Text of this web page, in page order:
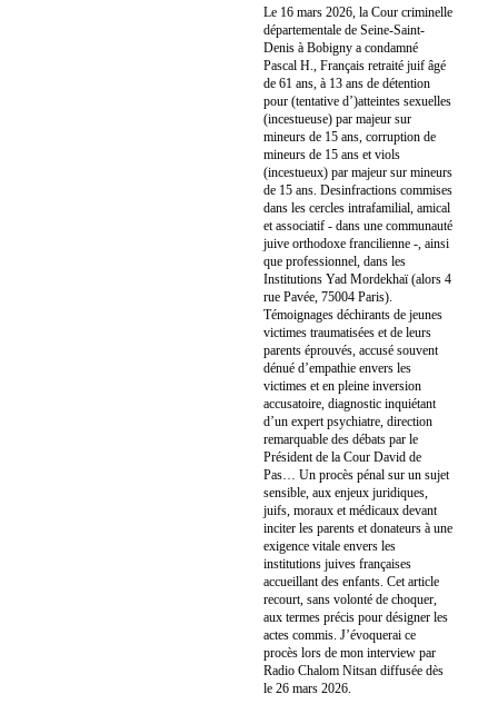
Le 16 mars 2026, la Cour criminelle
départementale de Seine-Saint-
Denis à Bobigny a condamné
Pascal H., Français retraité juif âgé
de 61 ans, à 13 ans de détention
pour (tentative d’)atteintes sexuelles
(incestueuse) par majeur sur
mineurs de 15 ans, corruption de
mineurs de 15 ans et viols
(incestueux) par majeur sur mineurs
de 15 ans. Desinfractions commises
dans les cercles intrafamilial, amical
et associatif - dans une communauté
juive orthodoxe francilienne -, ainsi
que professionnel, dans les
Institutions Yad Mordekhaï (alors 4
rue Pavée, 75004 Paris).
Témoignages déchirants de jeunes
victimes traumatisées et de leurs
parents éprouvés, accusé souvent
dénué d’empathie envers les
victimes et en pleine inversion
accusatoire, diagnostic inquiétant
d’un expert psychiatre, direction
remarquable des débats par le
Président de la Cour David de
Pas… Un procès pénal sur un sujet
sensible, aux enjeux juridiques,
juifs, moraux et médicaux devant
inciter les parents et donateurs à une
exigence vitale envers les
institutions juives françaises
accueillant des enfants. Cet article
recourt, sans volonté de choquer,
aux termes précis pour désigner les
actes commis. J’évoquerai ce
procès lors de mon interview par
Radio Chalom Nitsan diffusée dès
le 26 mars 2026.